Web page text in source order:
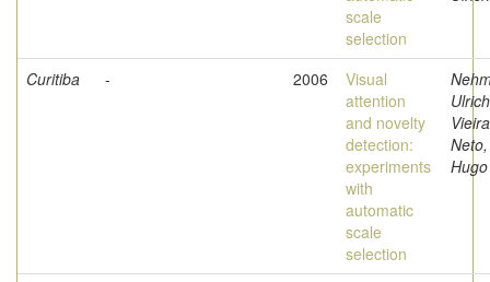
scale
selection
Curitiba - 2006
Visual
attention
and novelty
detection:
experiments
with
automatic
scale
selection
Vieira
Neto,
Hugo